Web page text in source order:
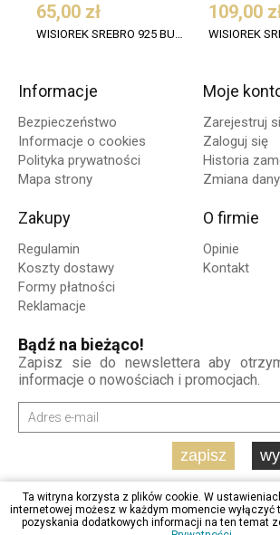
65,00 zł
WISIOREK SREBRO 925 BURSZTYN KONIAK SŁOŃCE
109,00
Informacje
Bezpieczeństwo
Informacje o cookies
Polityka prywatności
Mapa strony
Moje
Zarejestruj
Zaloguj się
Historia
Zmiana
Zakupy
Regulamin
Koszty dostawy
Formy płatności
Reklamacje
O firmie
Opinie
Kontakt
Bądź na bieżąco!
Zapisz sie do newslettera aby
informacje o nowościach i promocjach.
zapisz
Ta witryna korzysta z plików cookie. W
internetowej możesz w każdym momencie wyłączyć
pozyskania dodatkowych informacji na ten temat